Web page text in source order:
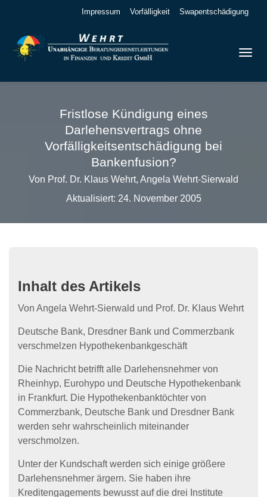
Swapentschädigung
Vorfälligkeit
Impressum
Fristlose Kündigung eines
Darlehensvertrags ohne
Vorfälligkeitsentschädigung bei
Bankenfusion?
Von Prof. Dr. Klaus Wehrt, Angela Wehrt-Sierwald
Aktualisiert: 24. November 2005
Inhalt des Artikels
Von Angela Wehrt-Sierwald und Prof. Dr. Klaus Wehrt
Deutsche Bank, Dresdner Bank und Commerzbank
verschmelzen Hypothekenbankgeschäft
Die Nachricht betrifft alle Darlehensnehmer von
Rheinhyp, Eurohypo und Deutsche Hypothekenbank
in Frankfurt. Die Hypothekenbanktöchter von
Commerzbank, Deutsche Bank und Dresdner Bank
werden sehr wahrscheinlich miteinander
verschmolzen.
Unter der Kundschaft werden sich einige größere
Darlehensnehmer ärgern. Sie haben ihre
Kreditengagements bewusst auf die drei Institute